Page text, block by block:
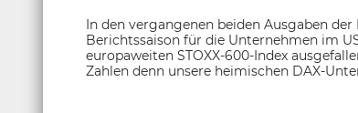
In den vergangenen beiden Ausgaben
Berichtssaison für die Unternehmen im
europaweiten STOXX-600-Index
Zahlen denn unsere heimischen DAX-